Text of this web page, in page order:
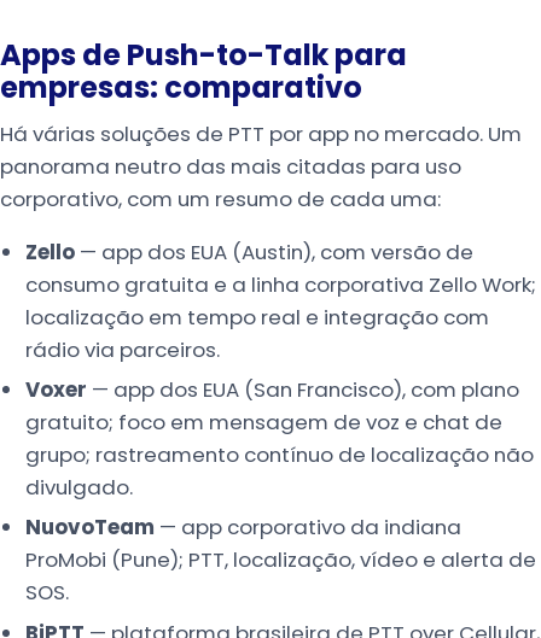
Apps de Push-to-Talk para
empresas: comparativo
Há várias soluções de PTT por app no mercado. Um
panorama neutro das mais citadas para uso
corporativo, com um resumo de cada uma:
Zello— app dos EUA (Austin), com versão de
consumo gratuita e a linha corporativa Zello Work;
localização em tempo real e integração com
rádio via parceiros.
Voxer — app dos EUA (San Francisco), com plano
gratuito; foco em mensagem de voz e chat de
grupo; rastreamento contínuo de localização não
divulgado.
NuovoTeam — app corporativo da indiana
ProMobi (Pune); PTT, localização, vídeo e alerta de
SOS.